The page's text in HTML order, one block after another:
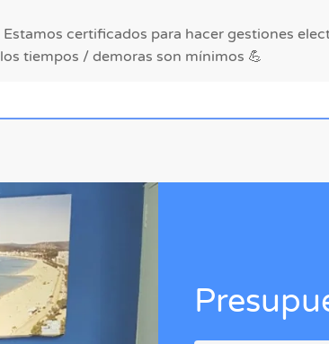
Estamos certificados para hacer gestiones
los tiempos / demoras son mínimos 💪